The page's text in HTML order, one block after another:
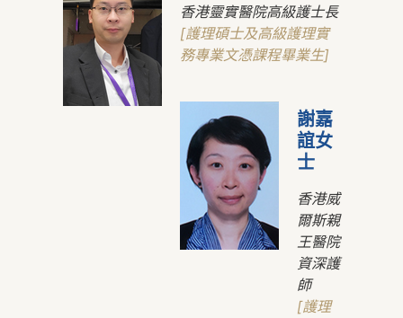
香港靈實醫院高級護士長
[護理碩士及高級護理實
務專業文憑課程畢業生]
謝嘉
誼女
士
香港威
爾斯親
王醫院
資深護
師
[護理